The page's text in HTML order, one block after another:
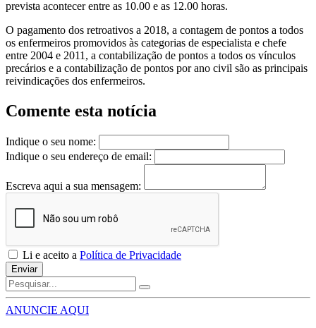
prevista acontecer entre as 10.00 e as 12.00 horas.
O pagamento dos retroativos a 2018, a contagem de pontos a todos
os enfermeiros promovidos às categorias de especialista e chefe
entre 2004 e 2011, a contabilização de pontos a todos os vínculos
precários e a contabilização de pontos por ano civil são as principais
reivindicações dos enfermeiros.
Comente esta notícia
Indique o seu nome:
Indique o seu endereço de email:
Escreva aqui a sua mensagem:
Li e aceito a Política de Privacidade
Enviar
ANUNCIE AQUI